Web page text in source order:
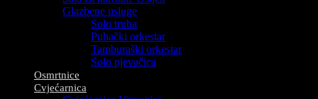
Glazbene usluge
Solo truba
Puhački orkestar
Tamburaški orkestar
Solo pjevačica
Osmrtnice
Cvjećarnica